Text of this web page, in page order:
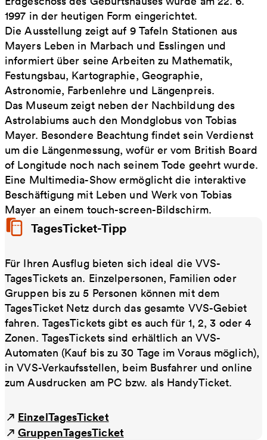
1997 in der heutigen Form eingerichtet.
Die Ausstellung zeigt auf 9 Tafeln Stationen aus
Mayers Leben in Marbach und Esslingen und
informiert über seine Arbeiten zu Mathematik,
Festungsbau, Kartographie, Geographie,
Astronomie, Farbenlehre und Längenpreis.
Das Museum zeigt neben der Nachbildung des
Astrolabiums auch den Mondglobus von Tobias
Mayer. Besondere Beachtung findet sein Verdienst
um die Längenmessung, wofür er vom British Board
of Longitude noch nach seinem Tode geehrt wurde.
Eine Multimedia-Show ermöglicht die interaktive
Beschäftigung mit Leben und Werk von Tobias
Mayer an einem touch-screen-Bildschirm.
TagesTicket-Tipp
Für Ihren Ausflug bieten sich ideal die VVS-
TagesTickets an. Einzelpersonen, Familien oder
Gruppen bis zu 5 Personen können mit dem
TagesTicket Netz durch das gesamte VVS-Gebiet
fahren. TagesTickets gibt es auch für 1, 2, 3 oder 4
Zonen. TagesTickets sind erhältlich an VVS-
Automaten (Kauf bis zu 30 Tage im Voraus möglich),
in VVS-Verkaufsstellen, beim Busfahrer und online
zum Ausdrucken am PC bzw. als HandyTicket.
EinzelTagesTicket
GruppenTagesTicket